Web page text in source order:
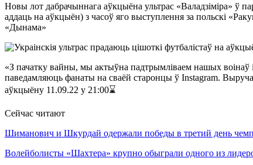
Новы лот дабрачыннага аўкцыёна ультрас «Валадзіміра» ў
аддаць на аўкцыён) з часоў яго выступлення за польскі
«Дынама»
«З пачатку вайны, мы актыўна падтрымліваем нашых воінаў
паведамляюць фанаты на сваёй старонцы ў Instagram.
аўкцыёну 11.09.22 у 21:00⌛️
Сейчас читают
Шиманович и Шкурдай одержали победы в третий день
Волейболисты «Шахтера» крупно обыграли одного из